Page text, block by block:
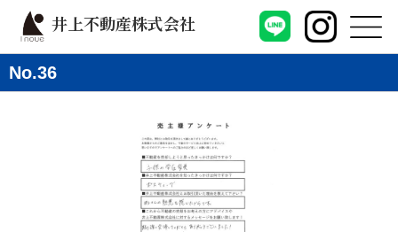
井上不動産株式会社
No.36